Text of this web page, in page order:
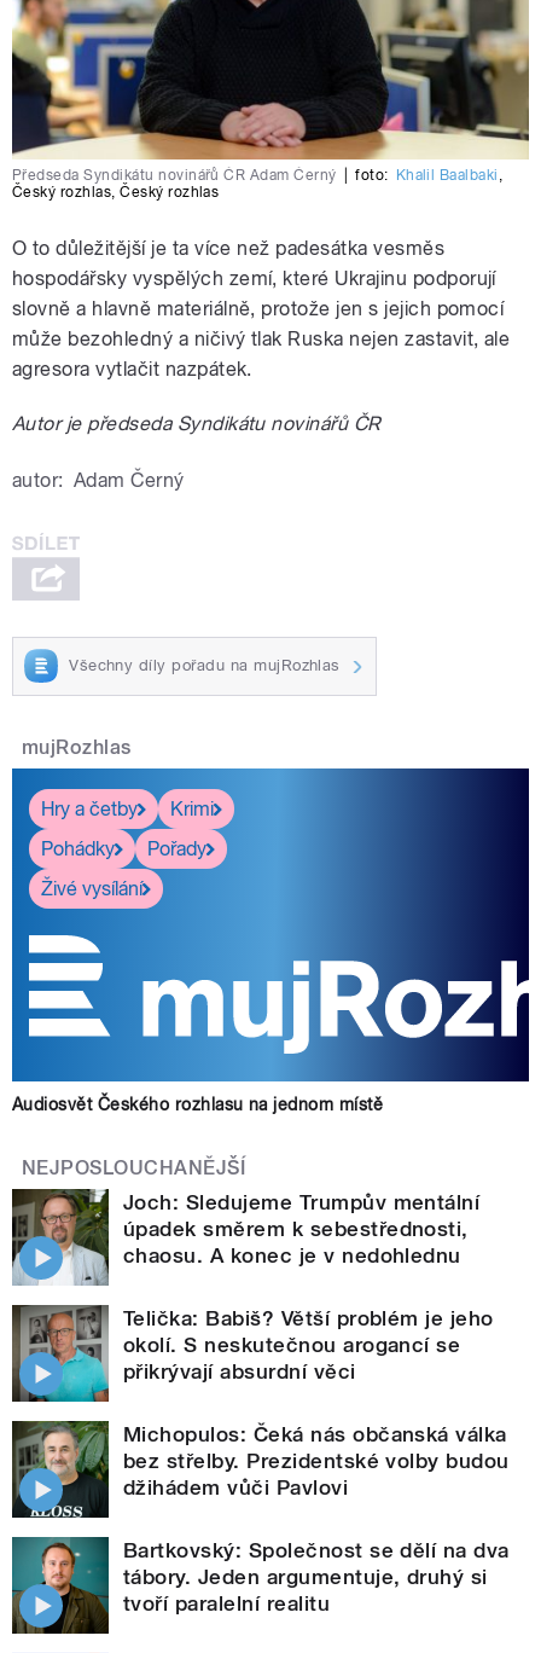
Předseda Syndikátu novinářů ČR Adam Černý foto: Khalil Baalbaki
Český rozhlas ,Český rozhlas
O to důležitější je ta více než padesátka vesměs
hospodářsky vyspělých zemí, které Ukrajinu podporují
slovně a hlavně materiálně, protože jen s jejich pomocí
může bezohledný a ničivý tlak Ruska nejen zastavit, ale
agresora vytlačit nazpátek.
Autor je předseda Syndikátu novinářů ČR
autor: Adam Černý
Všechny díly pořadu na mujRozhlas
mujRozhlas
Hry a četby
Krimi
Pohádky
Pořady
Živé vysílání
Audiosvět Českého rozhlasu na jednom místě
NEJPOSLOUCHANĚJŠÍ
Joch: Sledujeme Trumpův mentální
úpadek směrem k sebestřednosti,
chaosu. A konec je v nedohlednu
Telička: Babiš? Větší problém je jeho
okolí. S neskutečnou arogancí se
přikrývají absurdní věci
Michopulos: Čeká nás občanská válka
bez střelby. Prezidentské volby budou
džihádem vůči Pavlovi
Bartkovský: Společnost se dělí na dva
tábory. Jeden argumentuje, druhý si
tvoří paralelní realitu